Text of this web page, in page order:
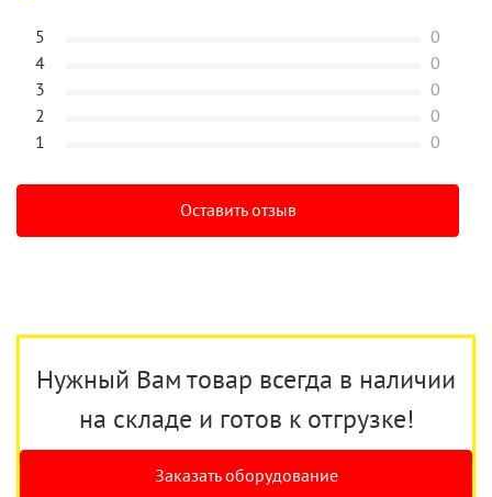
5
0
4
0
3
0
2
0
1
0
Оставить отзыв
Нужный Вам товар всегда в наличии
на складе и готов к отгрузке!
Заказать оборудование